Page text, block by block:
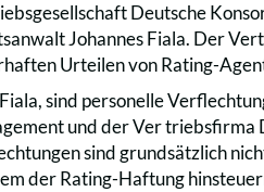
Deutsche
Johannes Fiala. Der
Urteilen von Rating-
sind personelle
und der Ver triebsfirma
sind grundsätzlich
der Rating-Haftung